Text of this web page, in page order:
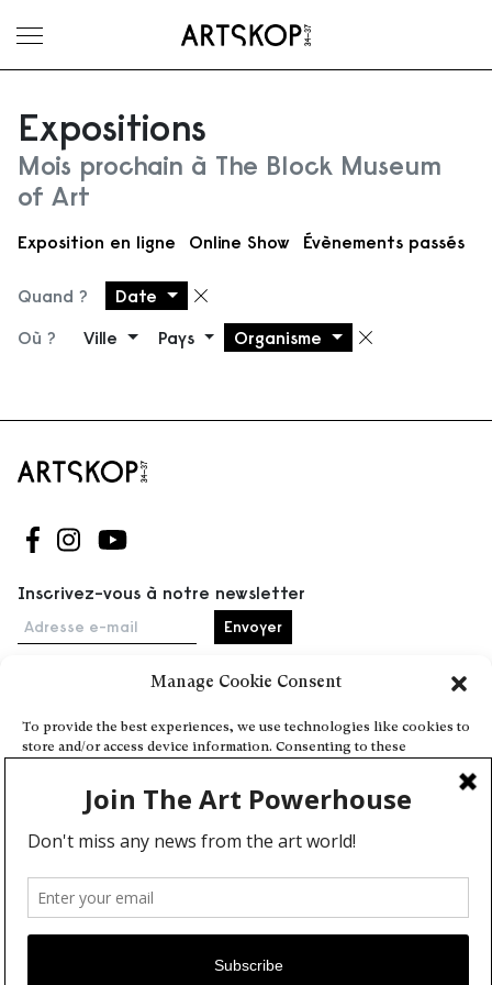
Manage Cookie Consent
To provide the best experiences, we use technologies like cookies to
store and/or access device information. Consenting to these
or unique IDs on this site. Not consenting or withdrawing consent,
may adversely affect certain features and functions.
Deny
View preferences
Ouvrir le menu
Expositions
Mois prochain à The Block Museum
of Art
Exposition en ligne Online Show Évènements passés
Quand ? Date Supprimer le filtre
Où ? Ville Pays Organisme
Suivez-nous sur Facebook
Suivez-nous sur Instagram
Suivez-nous sur Youtube
Inscrivez-vous à notre newsletter
Adresse e-mail
Accueil
Événements
À propos
Partenaires
Contact
Conditions générales
Confidentialité et cookies
Communiquer votre événement